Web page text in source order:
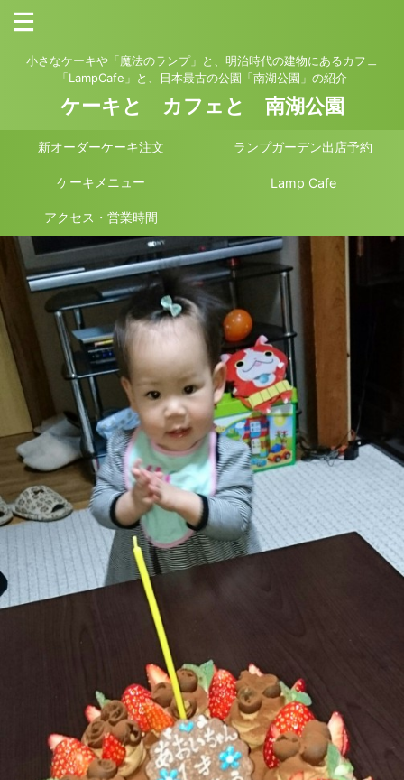
小さなケーキや「魔法のランプ」と、明治時代の建物にあるカフェ
「LampCafe」と、日本最古の公園「南湖公園」の紹介
ケーキと カフェと 南湖公園
新オーダーケーキ注文 ランプガーデン出店予約
ケーキメニュー Lamp Cafe
アクセス・営業時間